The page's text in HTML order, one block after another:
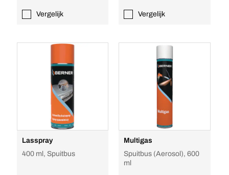
Vergelijk Vergelijk
Lasspray
400 ml, Spuitbus
Multigas
Spuitbus (Aerosol), 600
ml